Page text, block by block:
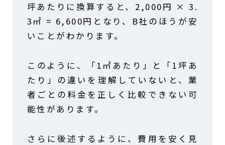
坪あたりに換算すると、2,000円 × 3.
3㎡ = 6,600円となり、B社のほうが安
いことがわかります。
このように、「1㎡あたり」と「1坪あ
たり」の違いを理解していないと、業
者ごとの料金を正しく比較できない可
能性があります。
さらに後述するように、費用を安く見